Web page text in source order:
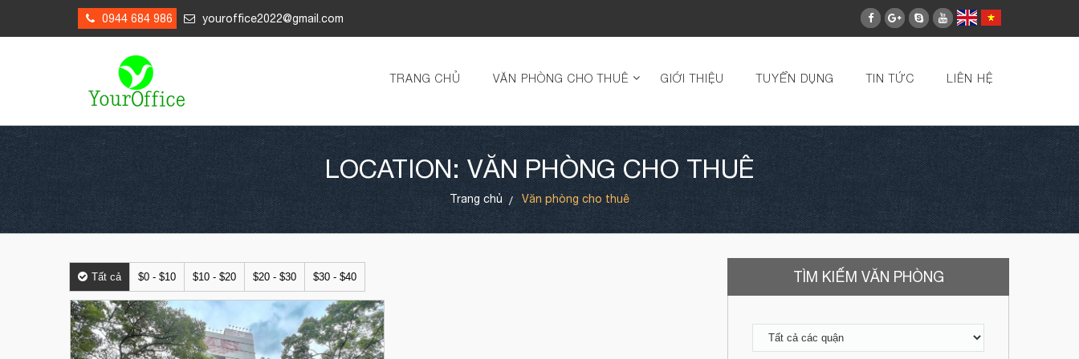
0944 684 986 youroffice2022@gmail.com
TRANG CHỦ VĂN PHÒNG CHO THUÊ GIỚI THIỆU TUYỂN DỤNG TIN TỨC LIÊN HỆ
LOCATION: VĂN PHÒNG CHO THUÊ
Trang chủ Văn phòng cho thuê
TÌM KIẾM VĂN PHÒNG
Tất cả $0 - $10 $10 - $20 $20 - $30 $30 - $40